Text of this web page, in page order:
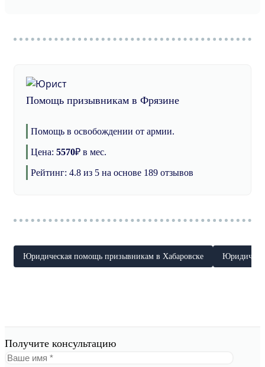
Помощь призывникам в Фрязине
Помощь в освобождении от армии.
Цена: 5570₽ в мес.
Рейтинг: 4.8 из 5 на основе 189 отзывов
Юридическая помощь призывникам в Хабаровске
Получите консультацию